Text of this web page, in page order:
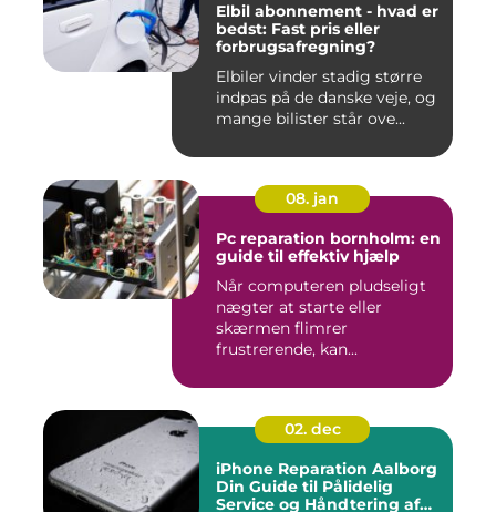
Elbil abonnement - hvad er
bedst: Fast pris eller
forbrugsafregning?
Elbiler vinder stadig større
indpas på de danske veje, og
mange bilister står ove...
08. jan
Pc reparation bornholm: en
guide til effektiv hjælp
Når computeren pludseligt
nægter at starte eller
skærmen flimrer
frustrerende, kan...
02. dec
iPhone Reparation Aalborg
Din Guide til Pålidelig
Service og Håndtering af